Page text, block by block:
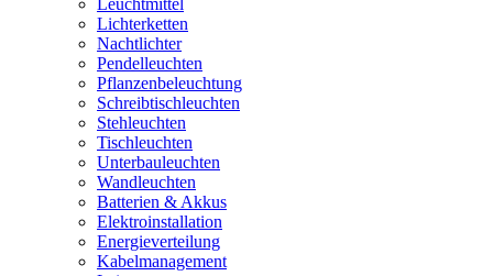
Leuchtmittel
Lichterketten
Nachtlichter
Pendelleuchten
Pflanzenbeleuchtung
Schreibtischleuchten
Stehleuchten
Tischleuchten
Unterbauleuchten
Wandleuchten
Batterien & Akkus
Elektroinstallation
Energieverteilung
Kabelmanagement